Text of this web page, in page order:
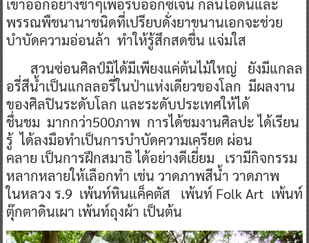
เข้าออกอย่างช้าๆเพื่อรับอ๊อกซิเจน กลิ่นไอดินและ
พรรณพืชนานาชนิดที่เปรียบดั่งยาขนานเอกจะช่วย
บำบัดความอ่อนล้า ทำให้รู้สึกสดชื่น แจ่มใส
สวนซ่อนศิลป์มิได้มีเพียงแค่ต้นไม้ใหญ่ ยังมีแกลล
อรี่สีน้ำเป็นแกลลอรี่ในป่าแห่งเดียวของโลก มีผลงาน
ของศิลปินระดับโลก และระดับประเทศให้ได้
ชื่นชม มากกว่า500ภาพ การได้ชมงานศิลปะ ได้เรียน
รู้ ได้ลงมือทำเป็นการบำบัดความเครียด ผ่อน
คลาย เป็นการฝึกสมาธิ ได้อย่างดีเยี่ยม เรามีกิจกรรม
หลากหลายให้เลือกทำ เช่น วาดภาพสีน้ำ วาดภาพ
ในหลวง ร.9 เพ้นท์หินแค็คตัส เพ้นท์ Folk Art เพ้นท์
ตุ๊กตาดินเผา เพ้นท์ถุงผ้า เป็นต้น